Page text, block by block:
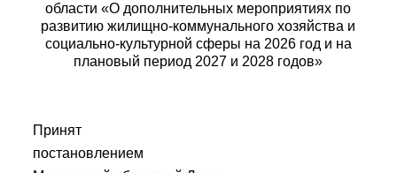
области «О дополнительных мероприятиях по
развитию жилищно-коммунального хозяйства и
социально-культурной сферы на 2026 год и на
плановый период 2027 и 2028 годов»
Принят
постановлением